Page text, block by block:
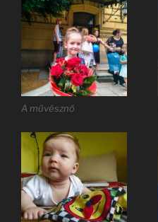
A művésznő